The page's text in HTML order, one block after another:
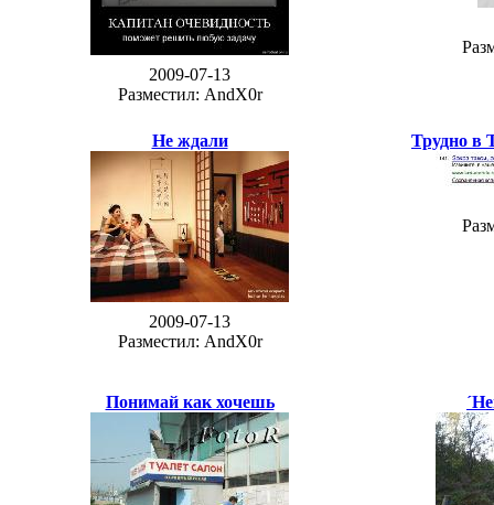
2009-07-13
Разместил: AndX0r
Не ждали
2009-07-13
Разместил: AndX0r
Трудно в
Понимай как хочешь